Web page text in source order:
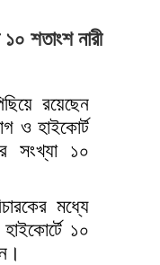
শতাংশ নারী
রয়েছেন
ও হাইকোর্ট
সংখ্যা ১০
মধ্যে
১০